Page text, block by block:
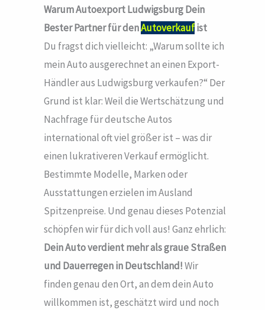
Warum Autoexport LudwigsburgDein
Bester Partner für denAutoverkaufist
Du fragst dich vielleicht: „Warum sollte ich
mein Auto ausgerechnet an einen Export-
Händler aus Ludwigsburg verkaufen?“ Der
Grund ist klar: Weil die Wertschätzung und
Nachfrage für deutsche Autos
international oft viel größer ist – was dir
einen lukrativeren Verkauf ermöglicht.
Bestimmte Modelle, Marken oder
Ausstattungen erzielen im Ausland
Spitzenpreise. Und genau dieses Potenzial
schöpfen wir für dich voll aus! Ganz ehrlich:
Dein Auto verdient mehr als graue Straßen
und Dauerregen in Deutschland!Wir
finden genau den Ort, an dem dein Auto
willkommen ist, geschätzt wird und noch